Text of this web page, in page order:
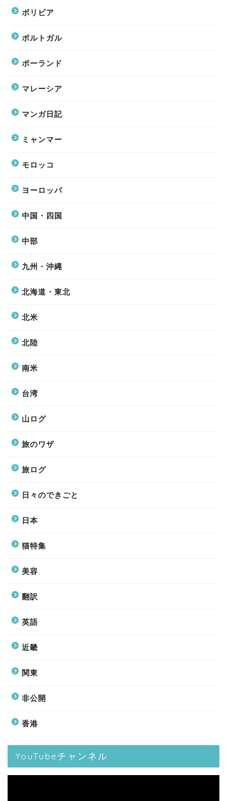
ボリビア
ポルトガル
ポーランド
マレーシア
マンガ日記
ミャンマー
モロッコ
ヨーロッパ
中国・四国
中部
九州・沖縄
北海道・東北
北米
北陸
南米
台湾
山ログ
旅のワザ
旅ログ
日々のできごと
日本
猫特集
美容
翻訳
英語
近畿
関東
非公開
香港
YouTubeチャンネル